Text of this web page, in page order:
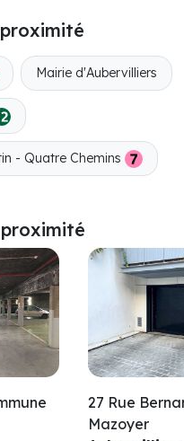
Mairie d'Aubervilliers
- Quatre Chemins
27 Rue
Mazoyer